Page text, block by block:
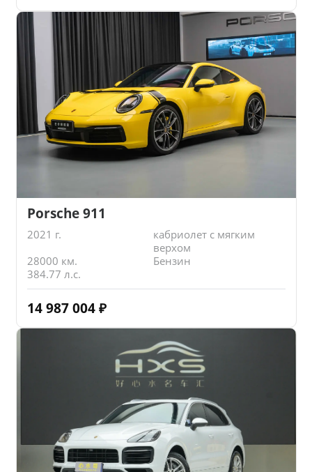
Porsche 911
2021 г.
кабриолет с мягким
верхом
28000 км.
Бензин
384.77 л.с.
14 987 004 ₽